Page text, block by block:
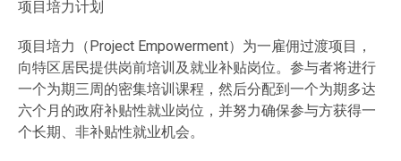
项目培力计划
项目培力（Project Empowerment）为一雇佣过渡项目，
向特区居民提供岗前培训及就业补贴岗位。参与者将进行
一个为期三周的密集培训课程，然后分配到一个为期多达
六个月的政府补贴性就业岗位，并努力确保参与方获得一
个长期、非补贴性就业机会。